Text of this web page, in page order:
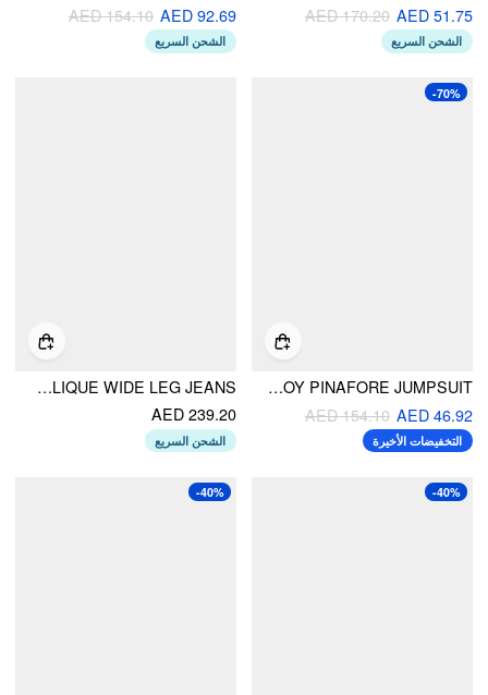
AED 51.75
AED 170.20
الشحن السريع
AED 92.69
AED 154.10
الشحن السريع
-70%
PATCHY CORDUROY PINAFORE JUMPSUIT
AED 46.92
AED 154.10
التخفيضات الأخيرة
DENIM LOW RISE HEART & STAR GRAPHIC APPLIQUE WIDE LEG JEANS
AED 239.20
الشحن السريع
-40%
-40%